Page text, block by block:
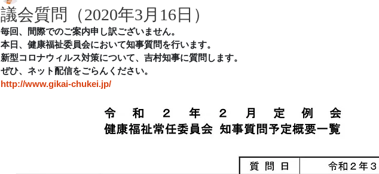
議会質問（2020年3月16日）
毎回、間際でのご案内申し訳ございません。
本日、健康福祉委員会において知事質問を行います。
新型コロナウィルス対策について、吉村知事に質問します。
ぜひ、ネット配信をごらんください。
http://www.gikai-chukei.jp/